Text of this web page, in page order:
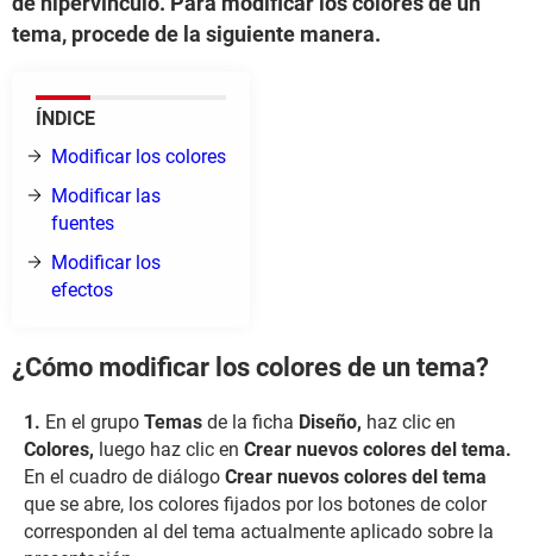
tema, procede de la siguiente manera.
ÍNDICE
Modificar los colores
Modificar las
fuentes
Modificar los
efectos
¿Cómo modificar los colores de un tema?
En el grupo Temas de la ficha Diseño, haz clic en
Colores, luego haz clic en Crear nuevos colores del tema.
En el cuadro de diálogo Crear nuevos colores del tema
que se abre, los colores fijados por los botones de color
corresponden al del tema actualmente aplicado sobre la